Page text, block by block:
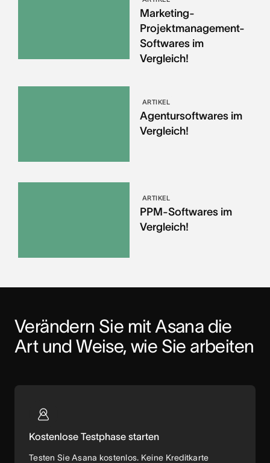
Marketing-
Projektmanagement-
Softwares im
Vergleich!
ARTIKEL
Agentursoftwares im
Vergleich!
ARTIKEL
PPM-Softwares im
Vergleich!
Verändern Sie mit Asana die
Art und Weise, wie Sie arbeiten
Kostenlose Testphase starten
Testen Sie Asana kostenlos. Keine Kreditkarte